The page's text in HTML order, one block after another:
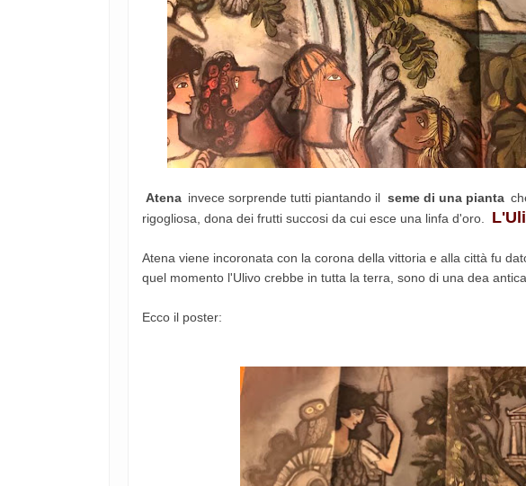
Atena invece sorprende tutti piantando il seme di una pianta
rigogliosa, dona dei frutti succosi da cui esce una linfa d'oro.
Atena viene incoronata con la corona della vittoria e alla città fu
quel momento l'Ulivo crebbe in tutta la terra, sono di una dea
Ecco il poster: